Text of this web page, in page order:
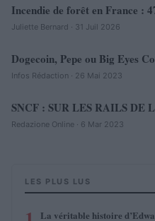
Incendie de forêt en France :
Juliette Bernard · 31 Juil 2026
FAITS DIVERS
Dogecoin, Pepe ou Big Eyes
Infos Rédaction · 26 Mai 2023
FAITS DIVERS
SNCF : SUR LES RAILS DE
Redazione Online · 6 Mar 2023
LES PLUS LUS
La véritable histoire